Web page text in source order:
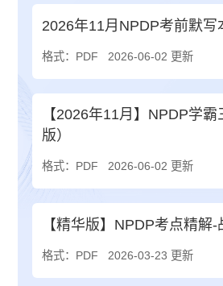
2026年11月NPDP考前默写
格式：PDF 2026-06-02 更新
【2026年11月】NPDP学
版）
格式：PDF 2026-06-02 更新
【精华版】NPDP考点精解-
格式：PDF 2026-03-23 更新